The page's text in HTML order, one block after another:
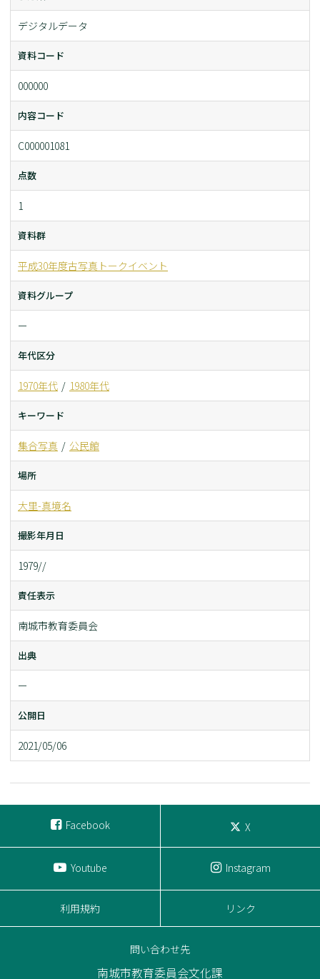
デジタルデータ
資料コード
000000
内容コード
C000001081
点数
1
資料群
平成30年度古写真トークイベント
資料グループ
ー
年代区分
1970年代 1980年代
キーワード
集合写真 公民館
場所
大里-真境名
撮影年月日
1979//
責任表示
南城市教育委員会
出典
ー
公開日
2021/05/06
Facebook X
Youtube Instagram
利用規約 リンク
問い合わせ先
南城市教育委員会文化課